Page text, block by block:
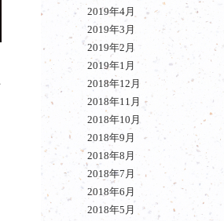
2019年4月
2019年3月
2019年2月
2019年1月
2018年12月
2018年11月
2018年10月
2018年9月
2018年8月
2018年7月
2018年6月
2018年5月